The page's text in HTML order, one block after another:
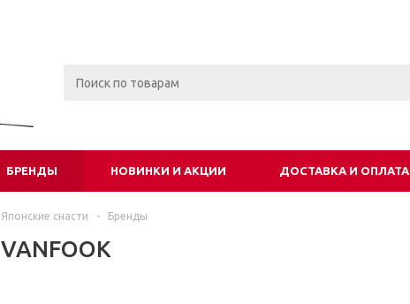
БРЕНДЫ НОВИНКИ И АКЦИИ ДОСТАВКА И ОПЛАТА
Японские снасти - Бренды
VANFOOK